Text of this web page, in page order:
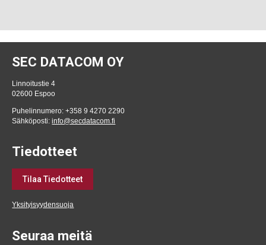
SEC DATACOM OY
Linnoitustie 4
02600 Espoo
Puhelinnumero: +358 9 4270 2290
Sähköposti:info@secdatacom.fi
Tiedotteet
Tilaa Tiedotteet
Yksityisyydensuoja
Seuraa meitä